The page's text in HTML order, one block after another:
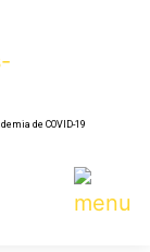
de COVID-19